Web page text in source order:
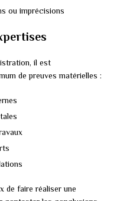
ou imprécisions
il est
de preuves matérielles :
de faire réaliser une